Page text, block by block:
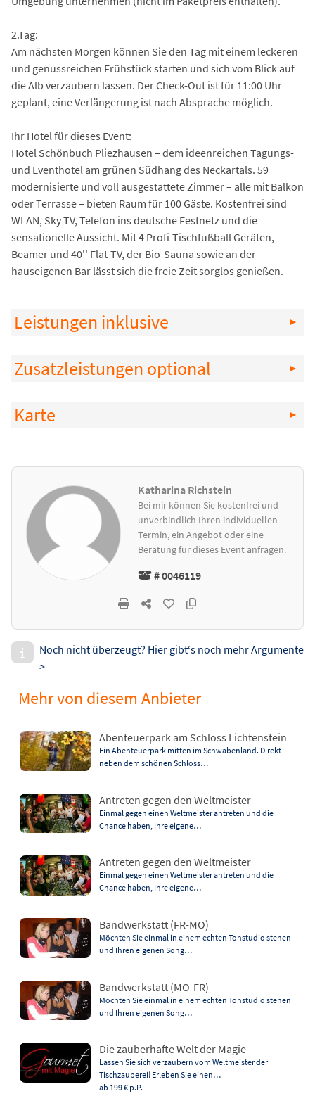
2.Tag:
Am nächsten Morgen können Sie den Tag mit einem leckeren
und genussreichen Frühstück starten und sich vom Blick auf
die Alb verzaubern lassen. Der Check-Out ist für 11:00 Uhr
geplant, eine Verlängerung ist nach Absprache möglich.
Ihr Hotel für dieses Event:
Hotel Schönbuch Pliezhausen – dem ideenreichen Tagungs-
und Eventhotel am grünen Südhang des Neckartals. 59
modernisierte und voll ausgestattete Zimmer – alle mit Balkon
oder Terrasse – bieten Raum für 100 Gäste. Kostenfrei sind
WLAN, Sky TV, Telefon ins deutsche Festnetz und die
sensationelle Aussicht. Mit 4 Profi-Tischfußball Geräten,
Beamer und 40'' Flat-TV, der Bio-Sauna sowie an der
hauseigenen Bar lässt sich die freie Zeit sorglos genießen.
Leistungen inklusive
Zusatzleistungen optional
Karte
Katharina Richstein
Bei mir können Sie kostenfrei und
unverbindlich Ihren individuellen
Termin, ein Angebot oder eine
Beratung für dieses Event anfragen.
# 0046119
Noch nicht überzeugt? Hier gibt‘s noch mehr Argumente
>
Mehr von diesem Anbieter
Abenteuerpark am Schloss Lichtenstein
Ein Abenteuerpark mitten im Schwabenland. Direkt
neben dem schönen Schloss…
Antreten gegen den Weltmeister
Einmal gegen einen Weltmeister antreten und die
Chance haben, Ihre eigene…
Antreten gegen den Weltmeister
Einmal gegen einen Weltmeister antreten und die
Chance haben, Ihre eigene…
Bandwerkstatt (FR-MO)
Möchten Sie einmal in einem echten Tonstudio stehen
und Ihren eigenen Song…
Bandwerkstatt (MO-FR)
Möchten Sie einmal in einem echten Tonstudio stehen
und Ihren eigenen Song…
Die zauberhafte Welt der Magie
Lassen Sie sich verzaubern vom Weltmeister der
Tischzauberei! Erleben Sie einen…
ab 199 € p.P.